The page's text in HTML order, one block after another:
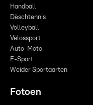
Handball
Dëschtennis
Volleyball
Vëlossport
Auto-Moto
E-Sport
Weider Sportaarten
Fotoen